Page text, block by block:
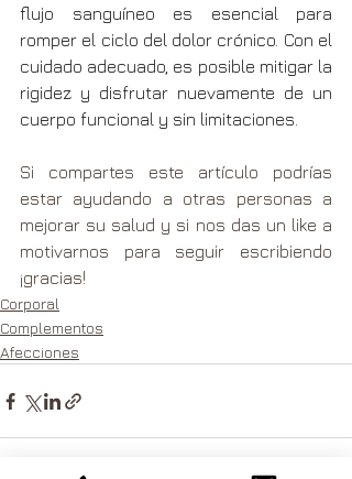
flujo sanguíneo es esencial para
romper el ciclo del dolor crónico. Con el
cuidado adecuado, es posible mitigar la
rigidez y disfrutar nuevamente de un
cuerpo funcional y sin limitaciones.
Si compartes este artículo podrías
estar ayudando a otras personas a
mejorar su salud y si nos das un like a
motivarnos para seguir escribiendo
¡gracias!
Corporal
Complementos
Afecciones